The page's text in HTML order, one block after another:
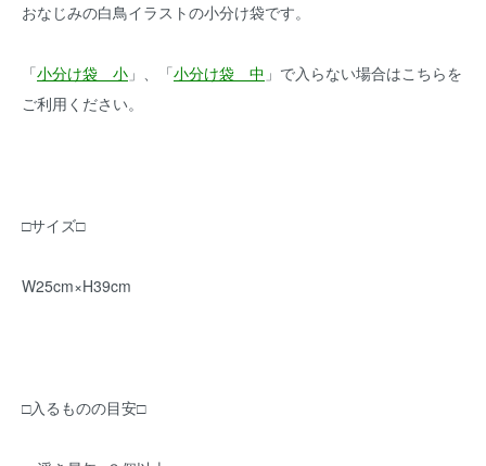
おなじみの白鳥イラストの小分け袋です。
「小分け袋 小 」、「小分け袋 中 」で入らない場合はこちらを
ご利用ください。
□サイズ□
W25cm×H39cm
□入るものの目安□